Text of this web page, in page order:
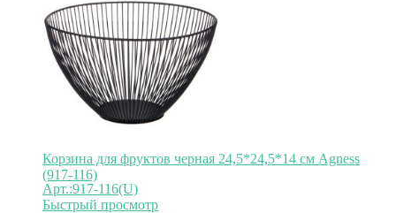
Корзина для фруктов черная 24,5*24,5*14 см Agness
(917-116)
Арт.:917-116(U)
Быстрый просмотр